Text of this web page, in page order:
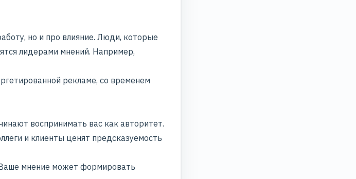
но и про влияние. Люди, которые
лидерами мнений. Например,
рекламе, со временем
воспринимать вас как авторитет.
и клиенты ценят предсказуемость
мнение может формировать